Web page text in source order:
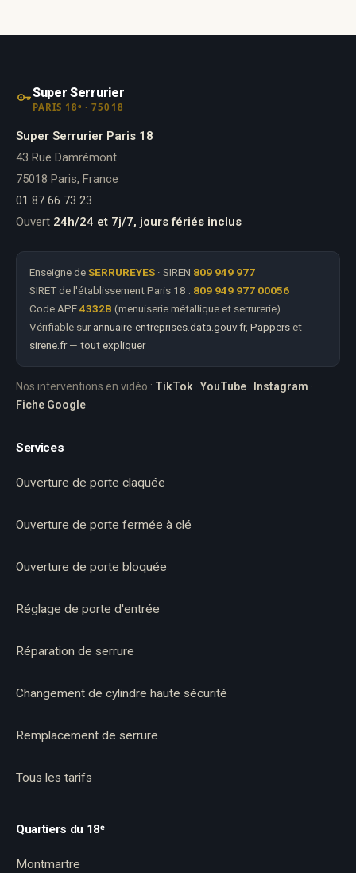
Super Serrurier
PARIS 18ᵉ · 75018
Super Serrurier Paris 18
43 Rue Damrémont
75018 Paris, France
01 87 66 73 23
Ouvert 24h/24 et 7j/7, jours fériés inclus
Enseigne deSERRUREYES · SIREN 809 949 977
SIRET de l'établissement Paris 18 : 809 949 977 00056
Code APE4332B (menuiserie métallique et serrurerie)
Vérifiable surannuaire-entreprises.data.gouv.fr, Papperset
sirene.fr— tout expliquer
Nos interventions en vidéo : TikTok · YouTube · Instagram ·
Fiche Google
Services
Ouverture de porte claquée
Ouverture de porte fermée à clé
Ouverture de porte bloquée
Réglage de porte d'entrée
Réparation de serrure
Changement de cylindre haute sécurité
Remplacement de serrure
Tous les tarifs
Quartiers du 18ᵉ
Montmartre